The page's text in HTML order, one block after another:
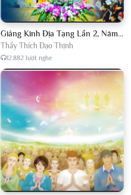
Giảng Kinh Địa Tạng Lần 2, Năm 2016 - 2018 - Đại Đức Thích Đạo Thịnh
Thầy Thích Đạo Thịnh
12.882 lượt nghe